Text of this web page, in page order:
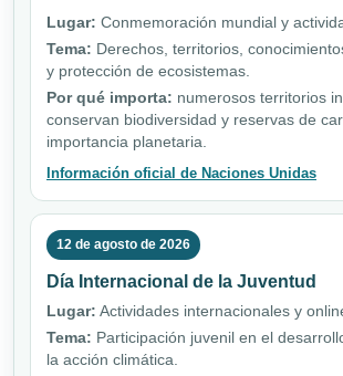
Lugar: Conmemoración mundial y
Tema: Derechos, territorios,
y protección de ecosistemas.
Por qué importa: numerosos territorios
conservan biodiversidad y reservas de
importancia planetaria.
Información oficial de Naciones Unidas
12 de agosto de 2026
Día Internacional de la Juventud
Lugar: Actividades internacionales y
Tema: Participación juvenil en el
la acción climática.